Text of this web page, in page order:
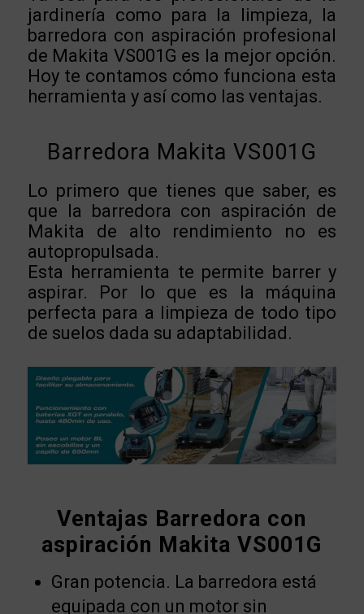
jardinería como para la limpieza, la
barredora con aspiración profesional
de Makita VS001G es la mejor opción.
Hoy te contamos cómo funciona esta
herramienta y así como las ventajas.
Barredora Makita VS001G
Lo primero que tienes que saber, es
que la barredora con aspiración de
Makita de alto rendimiento no es
autopropulsada.
Esta herramienta te permite barrer y
aspirar. Por lo que es la máquina
perfecta para a limpieza de todo tipo
de suelos dada su adaptabilidad.
Ventajas Barredora con
aspiración Makita VS001G
Gran potencia. La barredora está
equipada con un motor sin